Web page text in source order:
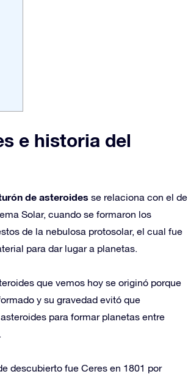
e historia del
de asteroides se relaciona con el de
Solar, cuando se formaron los
de la nebulosa protosolar, el cual fue
para dar lugar a planetas.
que vemos hoy se originó porque
y su gravedad evitó que
para formar planetas entre
.
descubierto fue Ceres en 1801 por